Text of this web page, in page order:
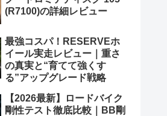
(R7100)の詳細レビュー
最強コスパ！RESERVEホ
イール実走レビュー｜重さ
の真実と“育てて強くす
る”アップグレード戦略
【2026最新】ロードバイク
剛性テスト徹底比較｜BB剛